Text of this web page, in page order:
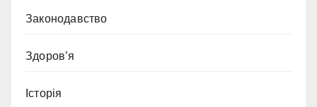
Законодавство
Здоров’я
Історія